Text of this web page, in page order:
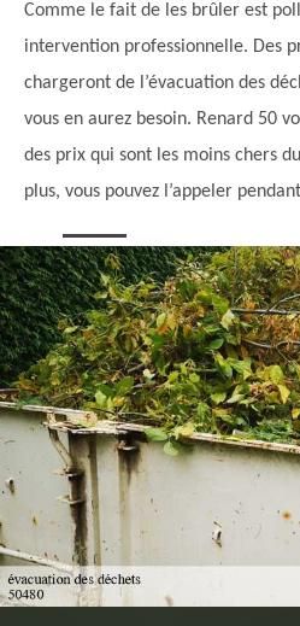
Comme le fait de les brûler est
intervention professionnelle. Des
chargeront de l’évacuation des
vous en aurez besoin. Renard 50
des prix qui sont les moins chers
plus, vous pouvez l’appeler